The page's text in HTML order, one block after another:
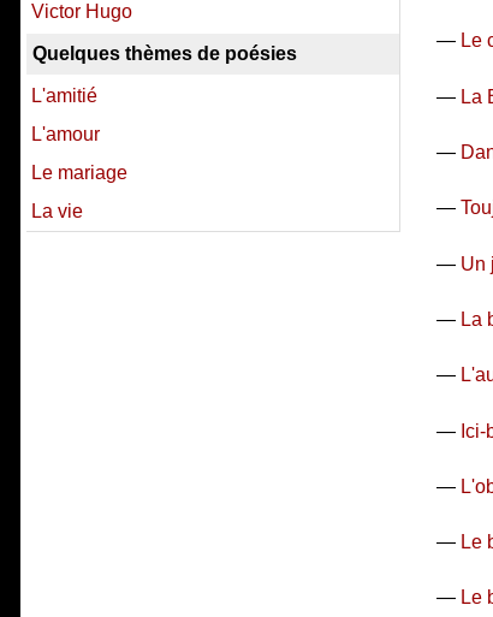
— Le
— La
—
—
— Un
— La
—
— Ici-
—
— Le
— Le
Victor Hugo
Quelques thèmes de poésies
L'amitié
L'amour
Le mariage
La vie